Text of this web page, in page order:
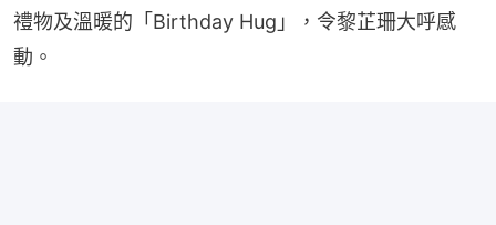
禮物及溫暖的「Birthday Hug」，令黎芷珊大呼感
動。